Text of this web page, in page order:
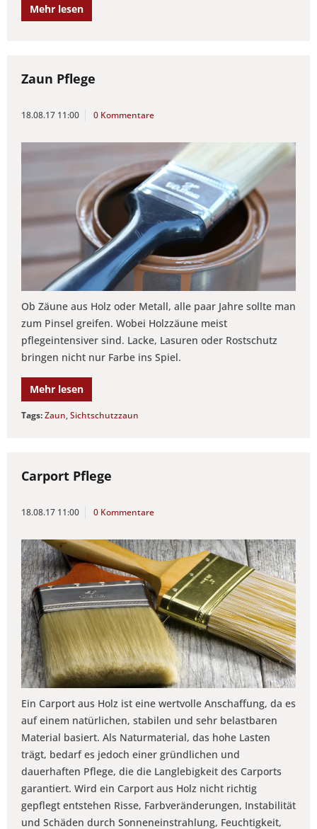
Mehr lesen
Zaun Pflege
18.08.17 11:00 0 Kommentare
Ob Zäune aus Holz oder Metall, alle paar Jahre sollte man
zum Pinsel greifen. Wobei Holzzäune meist
pflegeintensiver sind. Lacke, Lasuren oder Rostschutz
bringen nicht nur Farbe ins Spiel.
Mehr lesen
Tags:Zaun,Sichtschutzzaun
Carport Pflege
18.08.17 11:00 0 Kommentare
Ein Carport aus Holz ist eine wertvolle Anschaffung, da es
auf einem natürlichen, stabilen und sehr belastbaren
Material basiert. Als Naturmaterial, das hohe Lasten
trägt, bedarf es jedoch einer gründlichen und
dauerhaften Pflege, die die Langlebigkeit des Carports
garantiert. Wird ein Carport aus Holz nicht richtig
gepflegt entstehen Risse, Farbveränderungen, Instabilität
und Schäden durch Sonneneinstrahlung, Feuchtigkeit,